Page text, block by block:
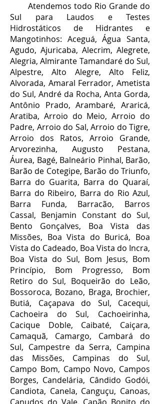
Atendemos todo Rio Grande do
Sul para Laudos e Testes
Hidrostáticos de Hidrantes e
Mangotinhos: Aceguá, Água Santa,
Agudo, Ajuricaba, Alecrim, Alegrete,
Alegria, Almirante Tamandaré do Sul,
Alpestre, Alto Alegre, Alto Feliz,
Alvorada, Amaral Ferrador, Ametista
do Sul, André da Rocha, Anta Gorda,
Antônio Prado, Arambaré, Araricá,
Aratiba, Arroio do Meio, Arroio do
Padre, Arroio do Sal, Arroio do Tigre,
Arroio dos Ratos, Arroio Grande,
Arvorezinha, Augusto Pestana,
Áurea, Bagé, Balneário Pinhal, Barão,
Barão de Cotegipe, Barão do Triunfo,
Barra do Guarita, Barra do Quaraí,
Barra do Ribeiro, Barra do Rio Azul,
Barra Funda, Barracão, Barros
Cassal, Benjamin Constant do Sul,
Bento Gonçalves, Boa Vista das
Missões, Boa Vista do Buricá, Boa
Vista do Cadeado, Boa Vista do Incra,
Boa Vista do Sul, Bom Jesus, Bom
Princípio, Bom Progresso, Bom
Retiro do Sul, Boqueirão do Leão,
Bossoroca, Bozano, Braga, Brochier,
Butiá, Caçapava do Sul, Cacequi,
Cachoeira do Sul, Cachoeirinha,
Cacique Doble, Caibaté, Caiçara,
Camaquã, Camargo, Cambará do
Sul, Campestre da Serra, Campina
das Missões, Campinas do Sul,
Campo Bom, Campo Novo, Campos
Borges, Candelária, Cândido Godói,
Candiota, Canela, Canguçu, Canoas,